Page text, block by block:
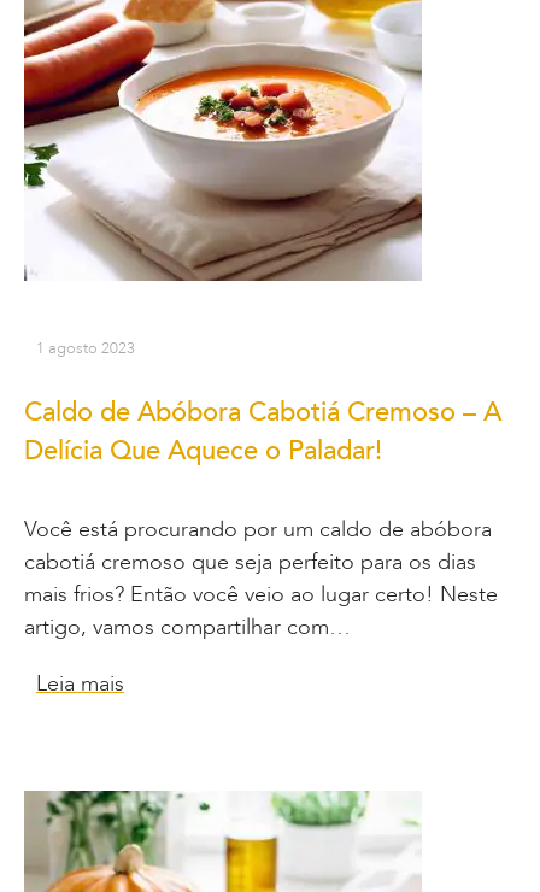
1 agosto 2023
Caldo de Abóbora Cabotiá Cremoso – A
Delícia Que Aquece o Paladar!
Você está procurando por um caldo de abóbora
cabotiá cremoso que seja perfeito para os dias
mais frios? Então você veio ao lugar certo! Neste
artigo, vamos compartilhar com…
Leia mais